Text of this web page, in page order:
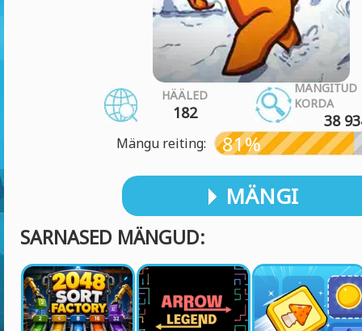
HÄÄLED
182
MÄNGITUD
KORDA
38
Mängu reiting: 81%
MÄNGI
SARNASED MÄNGUD: